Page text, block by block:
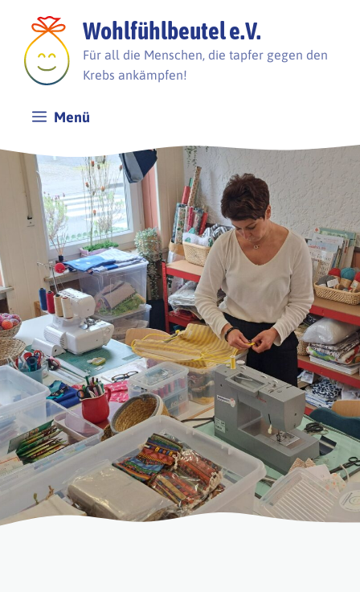
Inhalt
springen
Wohlfühlbeutel e.V.
Für all die Menschen, die tapfer gegen den
Krebs ankämpfen!
Menü